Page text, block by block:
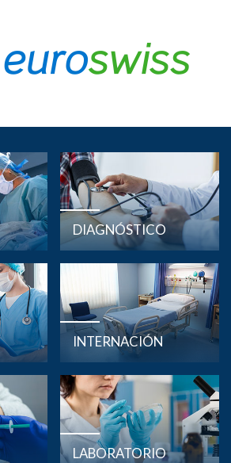
DIAGNÓSTICO
INTERNACIÓN
LABORATORIO